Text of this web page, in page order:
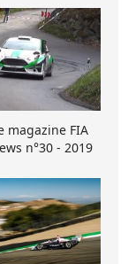
magazine FIA
n°30 - 2019